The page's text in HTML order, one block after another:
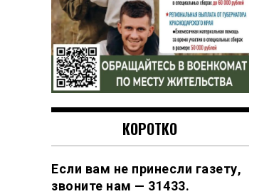
КОРОТКО
Если вам не принесли газету,
звоните нам — 31433.